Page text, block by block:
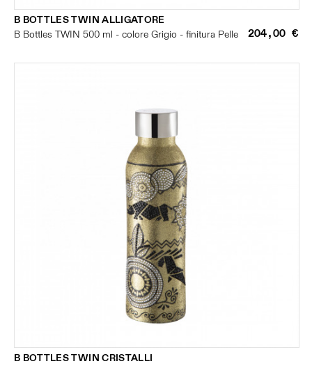
B BOTTLES TWIN ALLIGATORE
B Bottles TWIN 500 ml - colore Grigio - finitura Pelle
204,00 €
B BOTTLES TWIN CRISTALLI